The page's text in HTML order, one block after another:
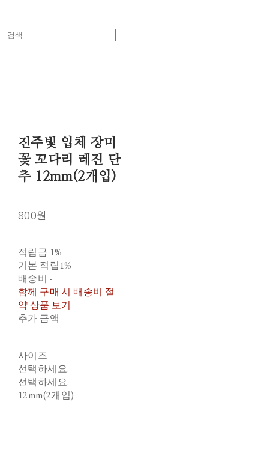
진주빛 입체 장미
꽃 꼬다리 레진 단
추 12mm(2개입)
800원
적립금 1%
기본 적립1%
배송비 -
함께 구매 시 배송비 절
약 상품 보기
추가 금액
사이즈
선택하세요.
선택하세요.
12mm(2개입)